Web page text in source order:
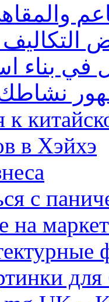
بناء
в Хэйхэ
с
на